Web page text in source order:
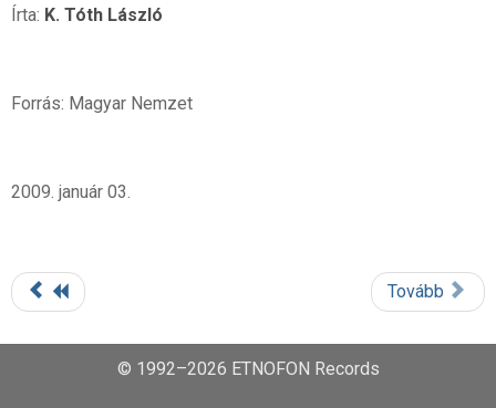
Írta: K. Tóth László
Forrás: Magyar Nemzet
2009. január 03.
Tovább
© 1992–2026 ETNOFON Records